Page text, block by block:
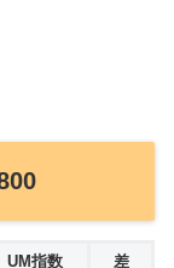
UM指数 差